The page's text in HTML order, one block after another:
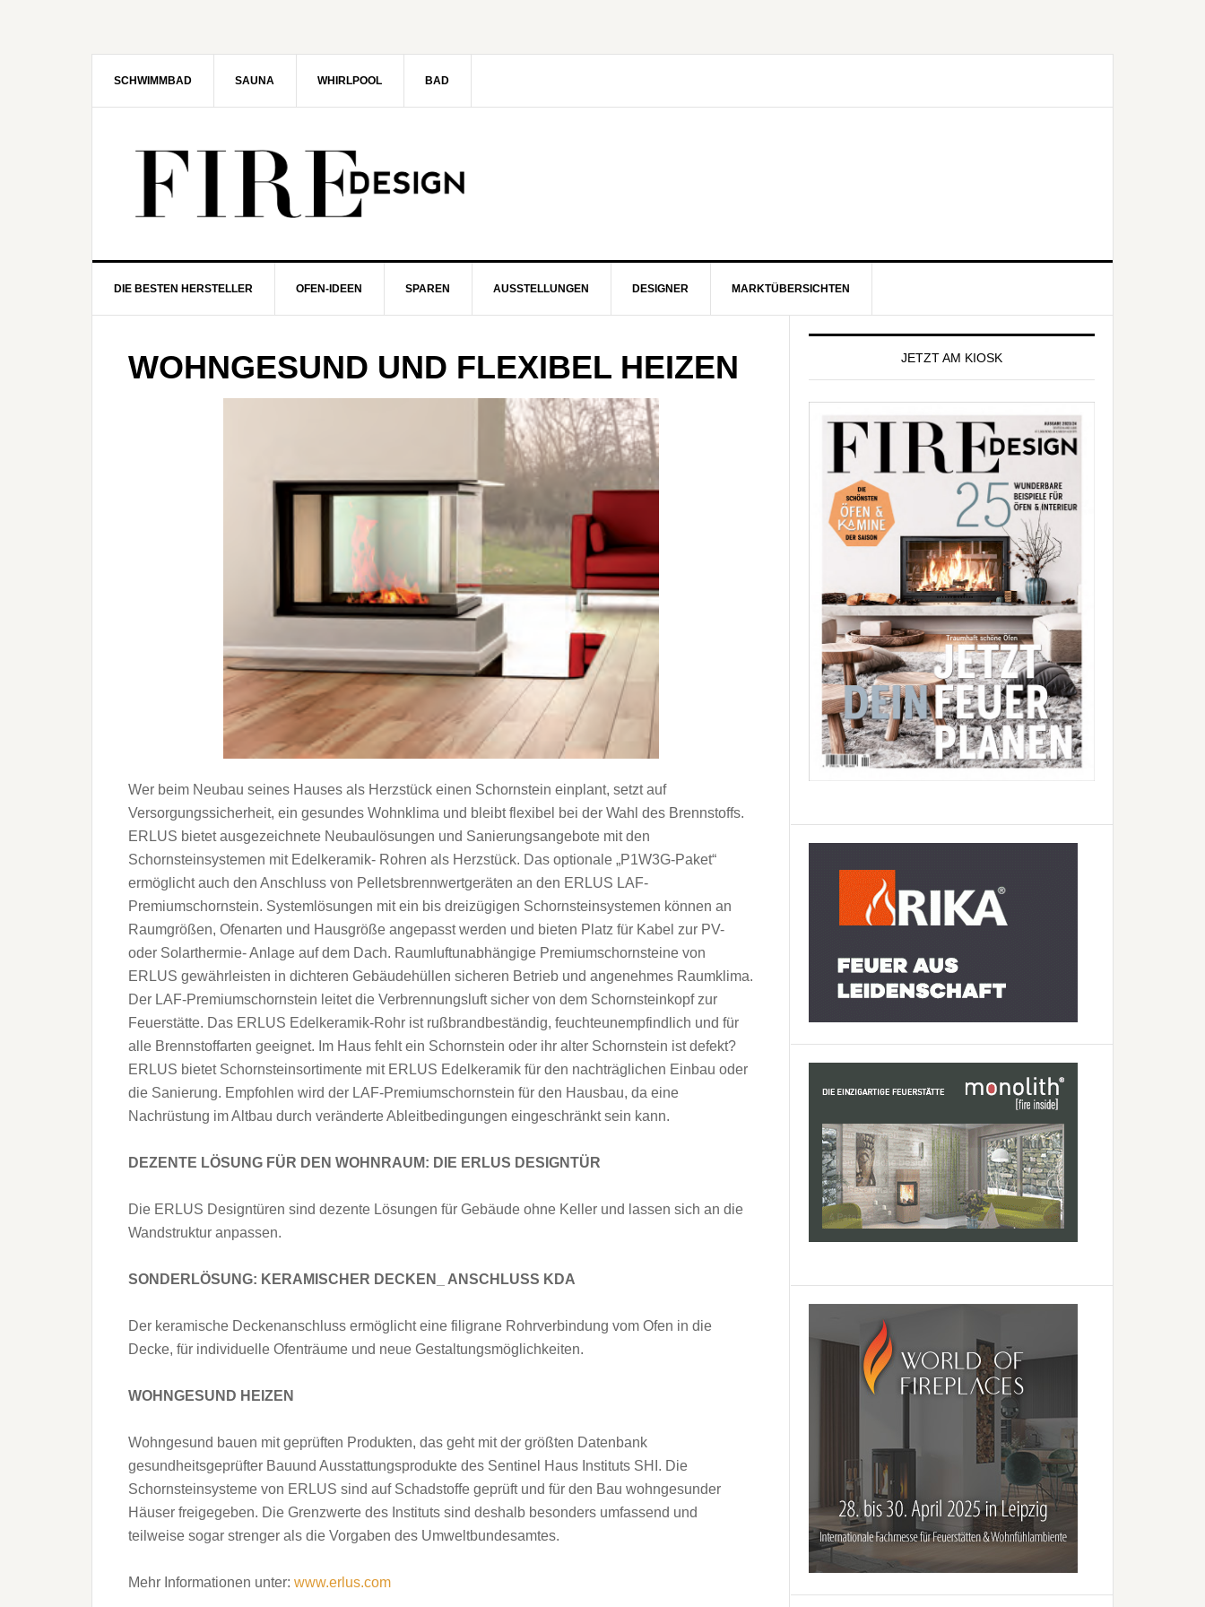
SCHWIMMBAD SAUNA WHIRLPOOL BAD
DIE BESTEN HERSTELLER OFEN-IDEEN SPAREN AUSSTELLUNGEN DESIGNER MARKTÜBERSICHTEN
WOHNGESUND UND FLEXIBEL HEIZEN
Wer beim Neubau seines Hauses als Herzstück einen Schornstein einplant, setzt auf
Versorgungssicherheit, ein gesundes Wohnklima und bleibt flexibel bei der Wahl des Brennstoffs.
ERLUS bietet ausgezeichnete Neubaulösungen und Sanierungsangebote mit den
Schornsteinsystemen mit Edelkeramik- Rohren als Herzstück. Das optionale „P1W3G-Paket“
ermöglicht auch den Anschluss von Pelletsbrennwertgeräten an den ERLUS LAF-
Premiumschornstein. Systemlösungen mit ein bis dreizügigen Schornsteinsystemen können an
Raumgrößen, Ofenarten und Hausgröße angepasst werden und bieten Platz für Kabel zur PV-
oder Solarthermie- Anlage auf dem Dach. Raumluftunabhängige Premiumschornsteine von
ERLUS gewährleisten in dichteren Gebäudehüllen sicheren Betrieb und angenehmes Raumklima.
Der LAF-Premiumschornstein leitet die Verbrennungsluft sicher von dem Schornsteinkopf zur
Feuerstätte. Das ERLUS Edelkeramik-Rohr ist rußbrandbeständig, feuchteunempfindlich und für
alle Brennstoffarten geeignet. Im Haus fehlt ein Schornstein oder ihr alter Schornstein ist defekt?
ERLUS bietet Schornsteinsortimente mit ERLUS Edelkeramik für den nachträglichen Einbau oder
die Sanierung. Empfohlen wird der LAF-Premiumschornstein für den Hausbau, da eine
Nachrüstung im Altbau durch veränderte Ableitbedingungen eingeschränkt sein kann.
DEZENTE LÖSUNG FÜR DEN WOHNRAUM: DIE ERLUS DESIGNTÜR
Die ERLUS Designtüren sind dezente Lösungen für Gebäude ohne Keller und lassen sich an die
Wandstruktur anpassen.
SONDERLÖSUNG: KERAMISCHER DECKEN_ ANSCHLUSS KDA
Der keramische Deckenanschluss ermöglicht eine filigrane Rohrverbindung vom Ofen in die
Decke, für individuelle Ofenträume und neue Gestaltungsmöglichkeiten.
WOHNGESUND HEIZEN
Wohngesund bauen mit geprüften Produkten, das geht mit der größten Datenbank
gesundheitsgeprüfter Bauund Ausstattungsprodukte des Sentinel Haus Instituts SHI. Die
Schornsteinsysteme von ERLUS sind auf Schadstoffe geprüft und für den Bau wohngesunder
Häuser freigegeben. Die Grenzwerte des Instituts sind deshalb besonders umfassend und
teilweise sogar strenger als die Vorgaben des Umweltbundesamtes.
Mehr Informationen unter: www.erlus.com
Seitenspalte
JETZT AM KIOSK